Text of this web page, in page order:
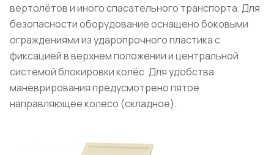
вертолётов и иного спасательного транспорта. Для
безопасности оборудование оснащено боковыми
ограждениями из ударопрочного пластика с
фиксацией в верхнем положении и центральной
системой блокировки колёс. Для удобства
маневрирования предусмотрено пятое
направляющее колесо (складное).